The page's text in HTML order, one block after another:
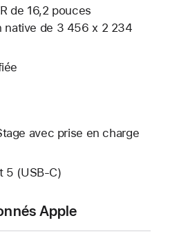
de 16,2 pouces
native de 3 456 x 2 234
avec prise en charge
5 (USB‑C)
Apple